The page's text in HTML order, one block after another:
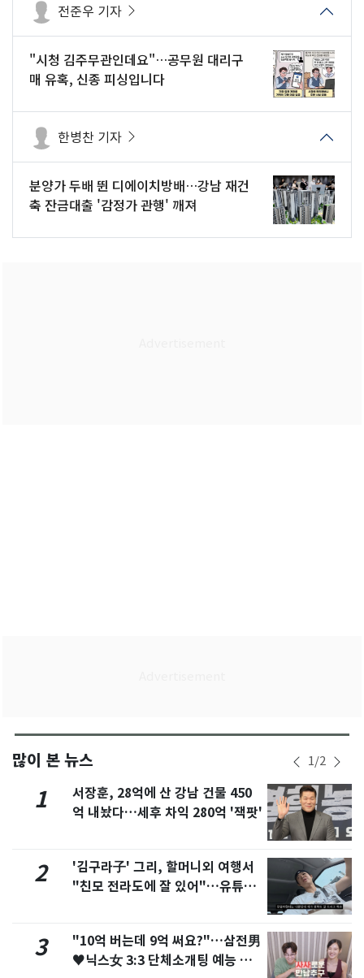
전준우 기자
"시청 김주무관인데요"…공무원 대리구
매 유혹, 신종 피싱입니다
한병찬 기자
분양가 두배 뛴 디에이치방배…강남 재건
축 잔금대출 '감정가 관행' 깨져
많이 본 뉴스 1/2
1
서장훈, 28억에 산 강남 건물 450
억 내놨다…세후 차익 280억 '잭팟'
2
'김구라子' 그리, 할머니외 여행서
"친모 전라도에 잘 있어"…유튜브
3
"10억 버는데 9억 써요?"…삼전男
♥닉스女 3:3 단체소개팅 예능 화